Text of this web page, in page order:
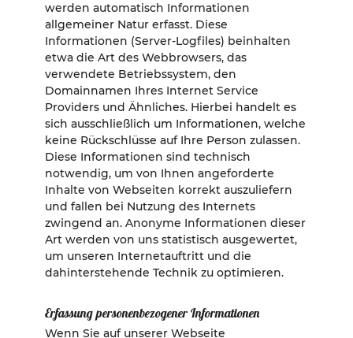
werden automatisch Informationen
allgemeiner Natur erfasst. Diese
Informationen (Server-Logfiles) beinhalten
etwa die Art des Webbrowsers, das
verwendete Betriebssystem, den
Domainnamen Ihres Internet Service
Providers und Ähnliches. Hierbei handelt es
sich ausschließlich um Informationen, welche
keine Rückschlüsse auf Ihre Person zulassen.
Diese Informationen sind technisch
notwendig, um von Ihnen angeforderte
Inhalte von Webseiten korrekt auszuliefern
und fallen bei Nutzung des Internets
zwingend an. Anonyme Informationen dieser
Art werden von uns statistisch ausgewertet,
um unseren Internetauftritt und die
dahinterstehende Technik zu optimieren.
Erfassung personenbezogener Informationen
Wenn Sie auf unserer Webseite